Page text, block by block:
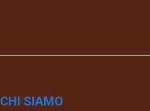
CHI SIAMO